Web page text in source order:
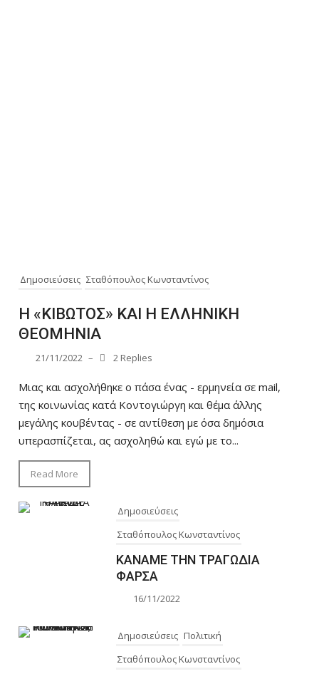
Δημοσιεύσεις Σταθόπουλος Κωνσταντίνος
Η «ΚΙΒΩΤΟΣ» ΚΑΙ Η ΕΛΛΗΝΙΚΗ
ΘΕΟΜΗΝΙΑ
21/11/2022 – 2 Replies
Μιας και ασχολήθηκε ο πάσα ένας - ερμηνεία σε mail,
της κοινωνίας κατά Κοντογιώργη και θέμα άλλης
μεγάλης κουβέντας - σε αντίθεση με όσα δημόσια
υπερασπίζεται, ας ασχοληθώ και εγώ με το...
Read More
Δημοσιεύσεις
Σταθόπουλος Κωνσταντίνος
ΚΑΝΑΜΕ ΤΗΝ ΤΡΑΓΩΔΙΑ
ΦΑΡΣΑ
16/11/2022
Δημοσιεύσεις Πολιτική
Σταθόπουλος Κωνσταντίνος